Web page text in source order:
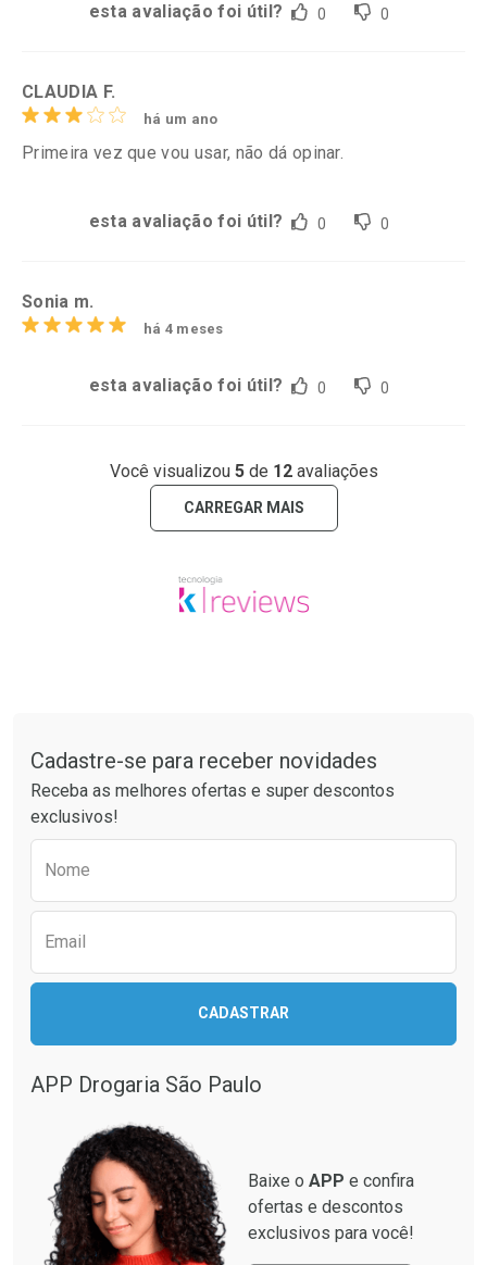
esta avaliação foi útil? 0 0
CLAUDIA F.
há um ano
Primeira vez que vou usar, não dá opinar.
esta avaliação foi útil? 0 0
Sonia m.
há 4 meses
esta avaliação foi útil? 0 0
Você visualizou 5de 12avaliações
CARREGAR MAIS
Cadastre-se para receber novidades
Receba as melhores ofertas e super descontos
exclusivos!
Nome
Email
CADASTRAR
APP Drogaria São Paulo
Baixe o APP e confira
ofertas e descontos
exclusivos para você!